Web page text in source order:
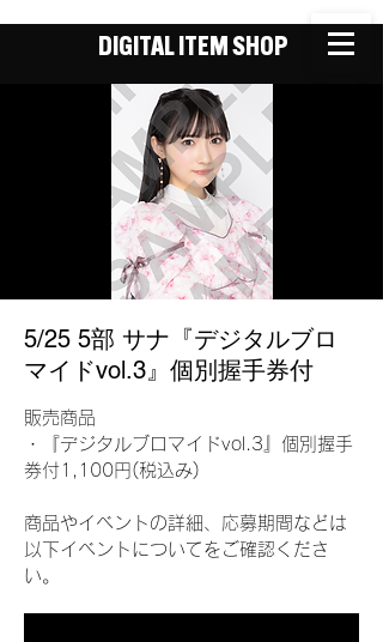
DIGITAL ITEM SHOP
5/25 5部 サナ『デジタルブロ
マイドvol.3』個別握手券付
販売商品
・『デジタルブロマイドvol.3』個別握手
券付1,100円(税込み)
商品やイベントの詳細、応募期間などは
以下イベントについてをご確認くださ
い。